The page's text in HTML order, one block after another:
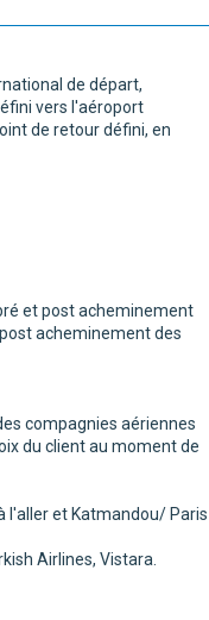
de départ,
vers l'aéroport
de retour défini, en
et post acheminement
acheminement des
compagnies aériennes
du client au moment de
l'aller et Katmandou/ Paris
Airlines, Vistara.